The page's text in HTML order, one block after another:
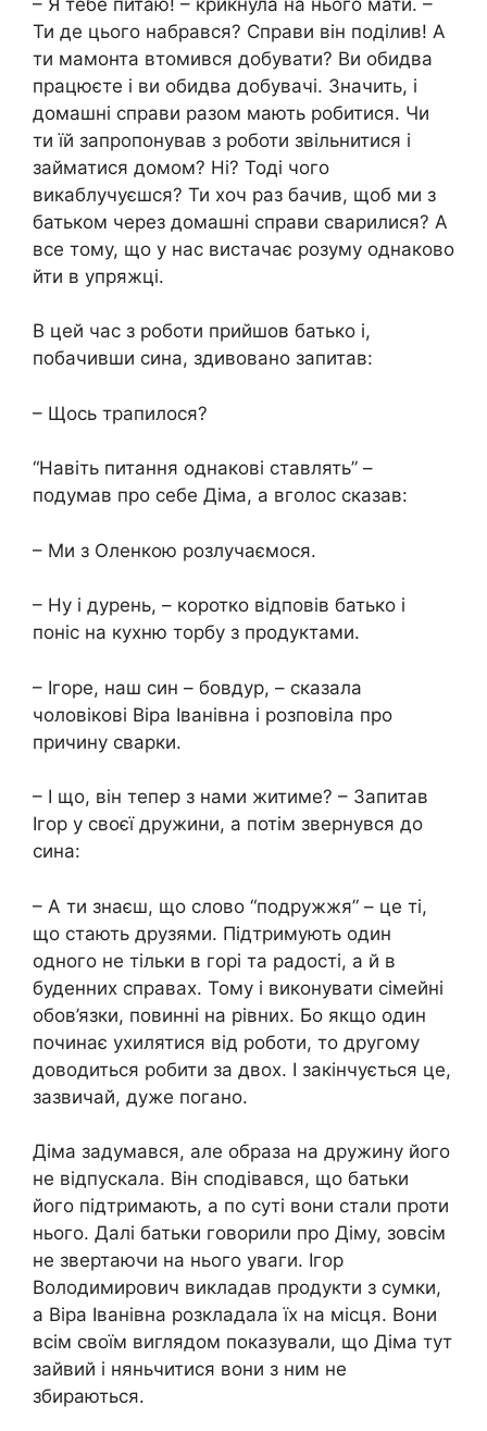
Ти де цього набрався? Справи він поділив! А
ти мамонта втомився добувати? Ви обидва
працюєте і ви обидва добувачі. Значить, і
домашні справи разом мають робитися. Чи
ти їй запропонував з роботи звільнитися і
займатися домом? Ні? Тоді чого
викаблучуєшся? Ти хоч раз бачив, щоб ми з
батьком через домашні справи сварилися? А
все тому, що у нас вистачає розуму однаково
йти в упряжці.
В цей час з роботи прийшов батько і,
побачивши сина, здивовано запитав:
– Щось трапилося?
“Навіть питання однакові ставлять” –
подумав про себе Діма, а вголос сказав:
– Ми з Оленкою розлучаємося.
– Ну і дурень, – коротко відповів батько і
поніс на кухню торбу з продуктами.
– Ігоре, наш син – бовдур, – сказала
чоловікові Віра Іванівна і розповіла про
причину сварки.
– І що, він тепер з нами житиме? – Запитав
Ігор у своєї дружини, а потім звернувся до
сина:
– А ти знаєш, що слово “подружжя” – це ті,
що стають друзями. Підтримують один
одного не тільки в горі та радості, а й в
буденних справах. Тому і виконувати сімейні
обов’язки, повинні на рівних. Бо якщо один
починає ухилятися від роботи, то другому
доводиться робити за двох. І закінчується це,
зазвичай, дуже погано.
Діма задумався, але образа на дружину його
не відпускала. Він сподівався, що батьки
його підтримають, а по суті вони стали проти
нього. Далі батьки говорили про Діму, зовсім
не звертаючи на нього уваги. Ігор
Володимирович викладав продукти з сумки,
а Віра Іванівна розкладала їх на місця. Вони
всім своїм виглядом показували, що Діма тут
зайвий і няньчитися вони з ним не
збираються.